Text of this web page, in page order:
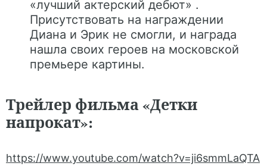
«лучший актерский дебют» .
Присутствовать на награждении
Диана и Эрик не смогли, и награда
нашла своих героев на московской
премьере картины.
Трейлер фильма «Детки
напрокат»:
https://www.youtube.com/watch?v=ji6smmLaQTA